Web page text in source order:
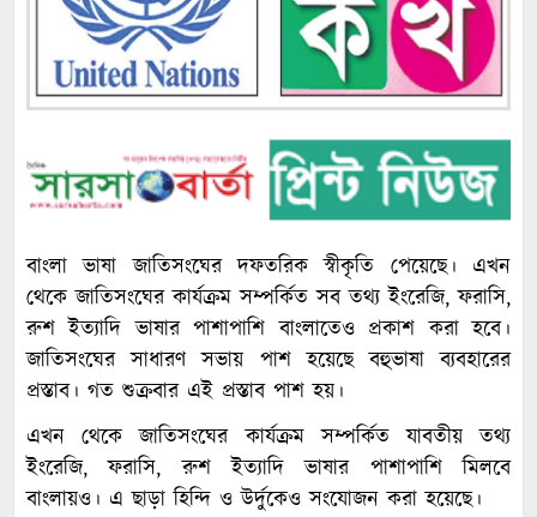
বাংলা ভাষা জাতিসংঘের দফতরিক স্বীকৃতি পেয়েছে। এখন
থেকে জাতিসংঘের কার্যক্রম সম্পর্কিত সব তথ্য ইংরেজি, ফরাসি,
রুশ ইত্যাদি ভাষার পাশাপাশি বাংলাতেও প্রকাশ করা হবে।
জাতিসংঘের সাধারণ সভায় পাশ হয়েছে বহুভাষা ব্যবহারের
প্রস্তাব। গত শুক্রবার এই প্রস্তাব পাশ হয়।
এখন থেকে জাতিসংঘের কার্যক্রম সম্পর্কিত যাবতীয় তথ্য
ইংরেজি, ফরাসি, রুশ ইত্যাদি ভাষার পাশাপাশি মিলবে
বাংলায়ও। এ ছাড়া হিন্দি ও উর্দুকেও সংযোজন করা হয়েছে।